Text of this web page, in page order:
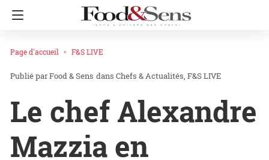
Page d'accueil F&S LIVE
Food & Sens dans Chefs & Actualités F&S LIVE
Le chef Alexandre
Mazzia en